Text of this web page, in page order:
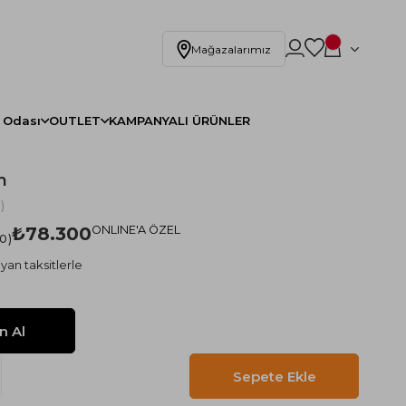
Mağazalarımız
OUTLET KAMPANYALI ÜRÜNLER
₺78.300
taksitlerle
ONLINE'A ÖZEL